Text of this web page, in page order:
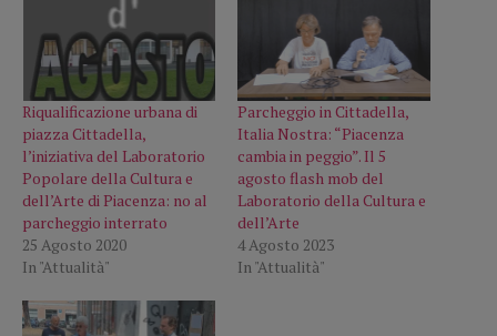
Riqualificazione urbana di
piazza Cittadella,
l’iniziativa del Laboratorio
Popolare della Cultura e
dell’Arte di Piacenza: no al
parcheggio interrato
25 Agosto 2020
In "Attualità"
Parcheggio in Cittadella,
Italia Nostra: “Piacenza
cambia in peggio”. Il 5
agosto flash mob del
Laboratorio della Cultura e
dell’Arte
4 Agosto 2023
In "Attualità"